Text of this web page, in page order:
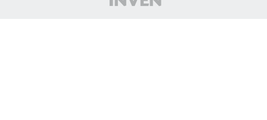
인